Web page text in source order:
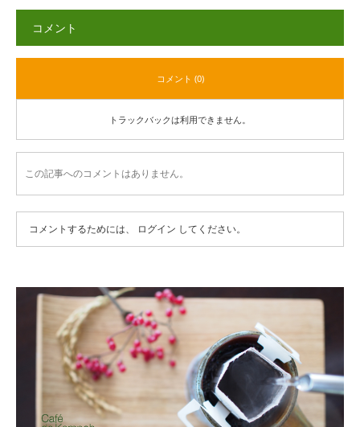
コメント
コメント (0)
トラックバックは利用できません。
この記事へのコメントはありません。
コメントするためには、 ログイン してください。